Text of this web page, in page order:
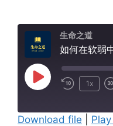
生命之道
Play
1x
Download file